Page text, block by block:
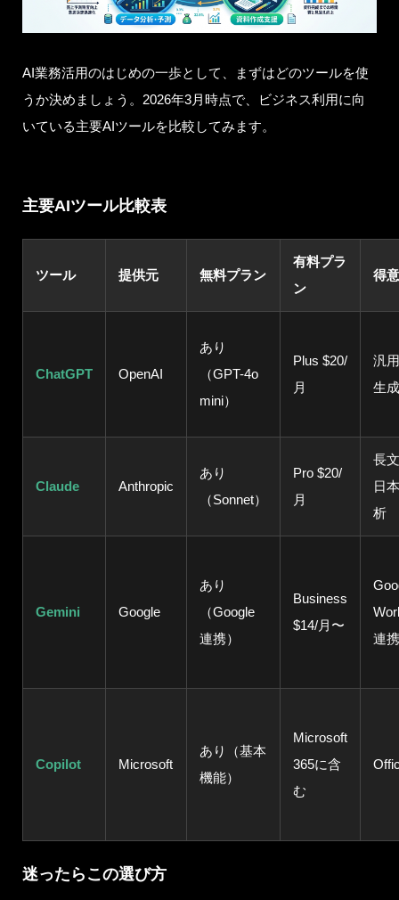
AI業務活用のはじめの一歩として、まずはどのツールを使
うか決めましょう。2026年3月時点で、ビジネス利用に向
いている主要AIツールを比較してみます。
主要AIツール比較表
ツール 提供元 無料プラン
有料プラ
ン
得
ChatGPT OpenAI
あり
（GPT-4o
mini）
Plus $20/
月
汎
生
Claude Anthropic
あり
（Sonnet）
Pro $20/
月
長
日
析
Gemini Google
あり
（Google
連携）
Business
$14/月〜
連携
Copilot Microsoft
あり（基本
機能）
Microsoft
365に含
む
迷ったらこの選び方